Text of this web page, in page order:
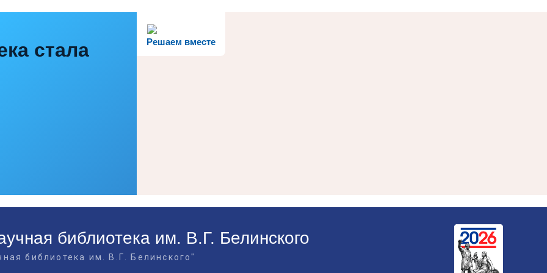
Решаем вместе
стала
библиотека им. В.Г. Белинского
библиотека им. В.Г. Белинского"